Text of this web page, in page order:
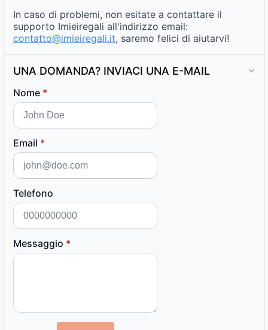
In caso di problemi, non esitate a contattare il
supporto Imieiregali all'indirizzo email:
contatto@imieiregali.it, saremo felici di aiutarvi!
UNA DOMANDA? INVIACI UNA E-MAIL
Nome *
Email *
Telefono
Messaggio *